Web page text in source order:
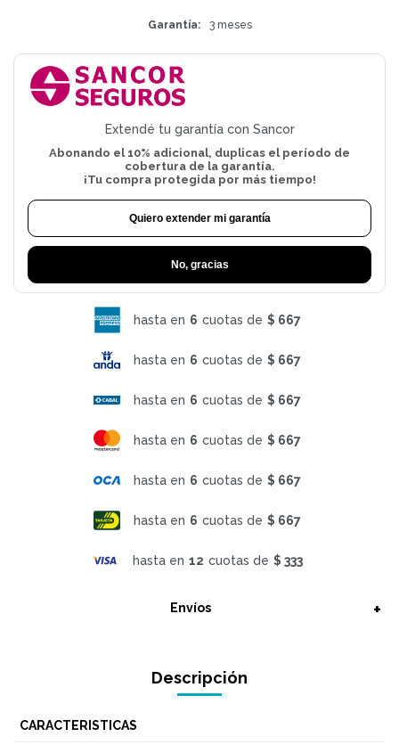
Garantía 3 meses
Extendé tu garantía con Sancor
Abonando el 10% adicional, duplicas el período de
cobertura de la garantía.
¡Tu compra protegida por más tiempo!
Quiero extender mi garantía
No, gracias
hasta en 6 cuotas de $ 667
hasta en 6 cuotas de $ 667
hasta en 6 cuotas de $ 667
hasta en 6 cuotas de $ 667
hasta en 6 cuotas de $ 667
hasta en 6 cuotas de $ 667
hasta en 12 cuotas de $ 333
Envíos
Descripción
CARACTERISTICAS